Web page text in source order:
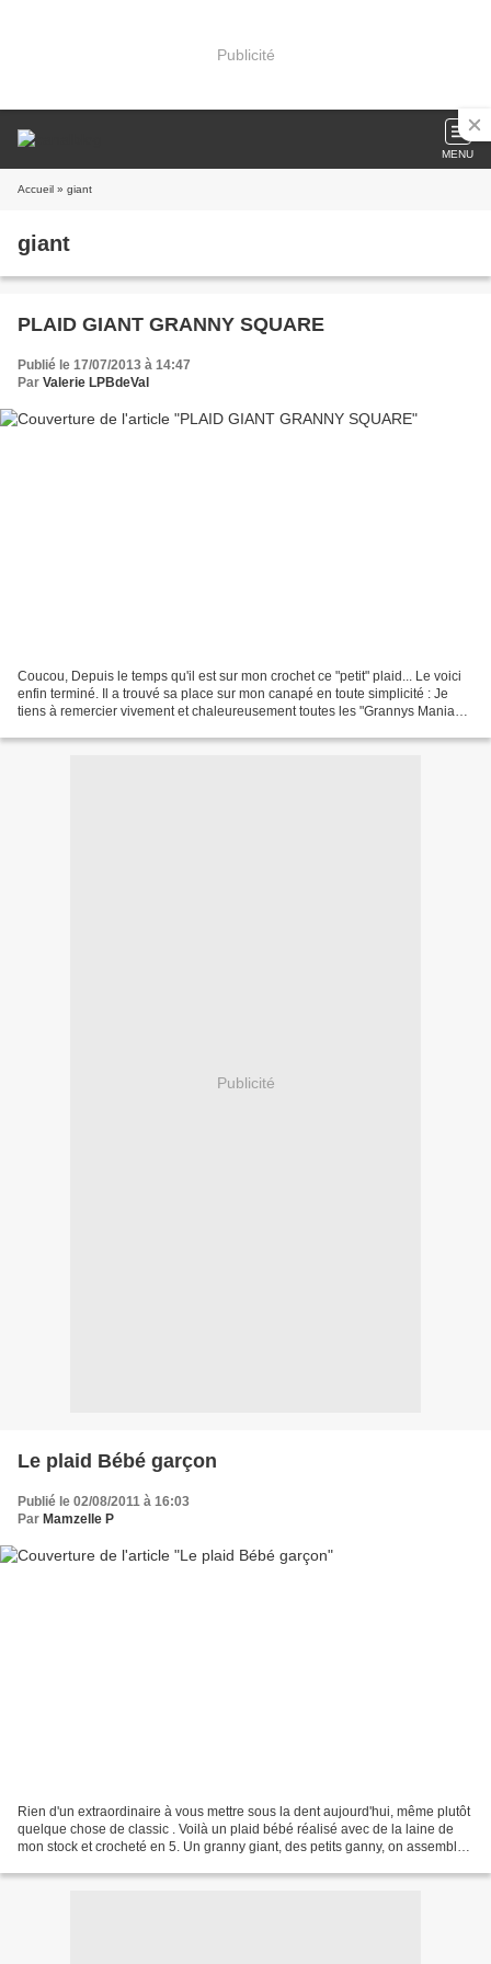
Publicité
MENU
Accueil » giant
giant
PLAID GIANT GRANNY SQUARE
Publié le 17/07/2013 à 14:47
Par Valerie LPBdeVal
Coucou, Depuis le temps qu'il est sur mon crochet ce "petit" plaid... Le voici
enfin terminé. Il a trouvé sa place sur mon canapé en toute simplicité : Je
tiens à remercier vivement et chaleureusement toutes les "Grannys Maniacs"
Publicité
Le plaid Bébé garçon
Publié le 02/08/2011 à 16:03
Par Mamzelle P
Rien d'un extraordinaire à vous mettre sous la dent aujourd'hui, même plutôt
quelque chose de classic . Voilà un plaid bébé réalisé avec de la laine de
mon stock et crocheté en 5. Un granny giant, des petits ganny, on assemble